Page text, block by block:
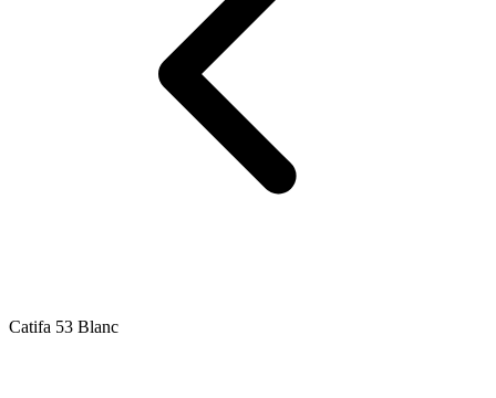
Catifa 53 Blanc